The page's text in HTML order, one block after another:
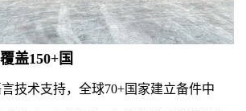
盖150+国
术支持，全球70+国家建立备件中